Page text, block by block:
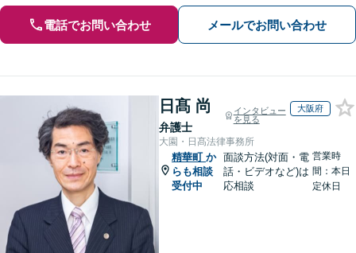
電話でお問い合わせ メールでお問い合わせ
日髙 尚
弁護士
インタビュー
を見る
大阪府
大園・日髙法律事務所
精華町 か
らも相談
受付中
面談方法(対面・電
話・ビデオなど)は
応相談
営業時
間：本日
定休日